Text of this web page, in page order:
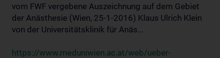
vom FWF vergebene Auszeichnung auf dem Gebiet
der Anästhesie (Wien, 25-1-2016) Klaus Ulrich Klein
von der Universitätsklinik für Anäs...
https://www.meduniwien.ac.at/web/ueber-